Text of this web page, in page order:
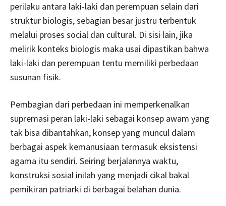
perilaku antara laki-laki dan perempuan selain dari
struktur biologis, sebagian besar justru terbentuk
melalui proses social dan cultural. Di sisi lain, jika
melirik konteks biologis maka usai dipastikan bahwa
laki-laki dan perempuan tentu memiliki perbedaan
susunan fisik.
Pembagian dari perbedaan ini memperkenalkan
supremasi peran laki-laki sebagai konsep awam yang
tak bisa dibantahkan, konsep yang muncul dalam
berbagai aspek kemanusiaan termasuk eksistensi
agama itu sendiri. Seiring berjalannya waktu,
konstruksi sosial inilah yang menjadi cikal bakal
pemikiran patriarki di berbagai belahan dunia.